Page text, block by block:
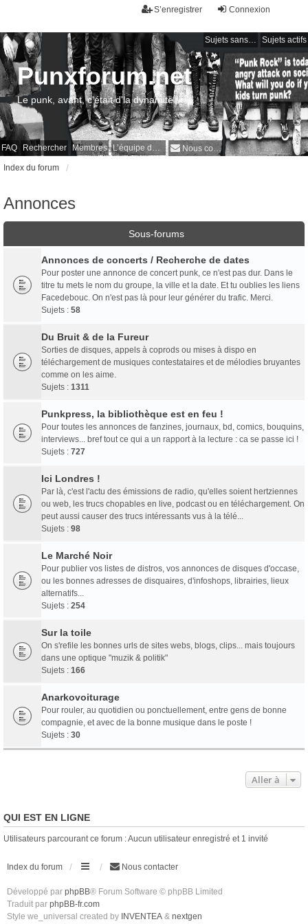
Connexion
S’enregistrer
Sujets sans réponse Sujets actifs
FAQ Rechercher Membres L’équipe du forum Nous contacter
Punxforum.net
Le punk, avant, c'était d'la dynamite !
Index du forum
Annonces
Sous-forums
Annonces de concerts / Recherche de dates
Pour poster une annonce de concert punk, ce n'est pas dur. Dans le
titre tu mets le nom du groupe, la ville et la date. Et tu oublies les liens
Facedebouc. On n'est pas là pour leur générer du trafic. Merci.
Sujets : 58
Du Bruit & de la Fureur
Sorties de disques, appels à coprods ou mises à dispo en
téléchargement de musiques contestataires et de mélodies bruyantes
comme on les aime.
Sujets : 1311
Punkpress, la bibliothèque est en feu !
Pour toutes les annonces de fanzines, journaux, bd, comics, bouquins,
interviews... bref tout ce qui a un rapport à la lecture : ca se passe ici !
Sujets : 727
Ici Londres !
Par là, c'est l'actu des émissions de radio, qu'elles soient hertziennes
ou web, les trucs chopables en live, podcast ou en téléchargement. On
peut aussi causer des trucs intéressants vus à la télé...
Sujets : 98
Le Marché Noir
Pour publier vos listes de distros, vos annonces de disques d'occase,
ou les bonnes adresses de disquaires, d'infoshops, librairies, lieux
alternatifs...
Sujets : 254
Sur la toile
On s'refile les bonnes urls de sites webs, blogs, clips... mais toujours
dans une optique "muzik & politik"
Sujets : 166
Anarkovoiturage
Pour rouler, au quotidien ou ponctuellement, entre gens de bonne
compagnie, et avec de la bonne musique dans le poste !
Sujets : 30
Aller à
QUI EST EN LIGNE
Utilisateurs parcourant ce forum : Aucun utilisateur enregistré et 1 invité
Index du forum Nous contacter
Développé par phpBB® Forum Software © phpBB Limited
Traduit par phpBB-fr.com
Style we_universal created by INVENTEA & nextgen